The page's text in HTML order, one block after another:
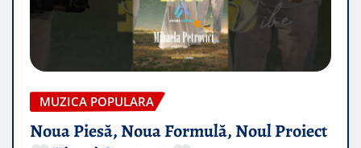
MUZICA POPULARA
Noua Piesă, Noua Formulă, Noul Proiect